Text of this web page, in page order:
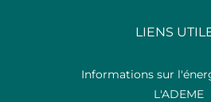
LIENS
Informations sur
L'ADEME